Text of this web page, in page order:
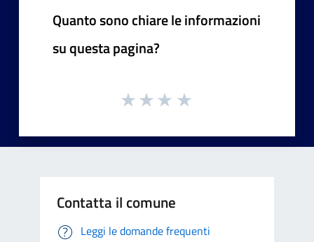
Quanto sono chiare le informazioni
su questa pagina?
Contatta il comune
Leggi le domande frequenti